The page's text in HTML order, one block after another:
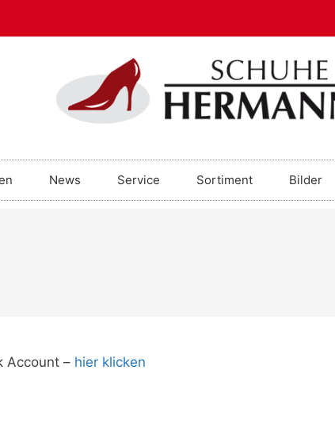
News Service Sortiment Bilder
Account – hier klicken